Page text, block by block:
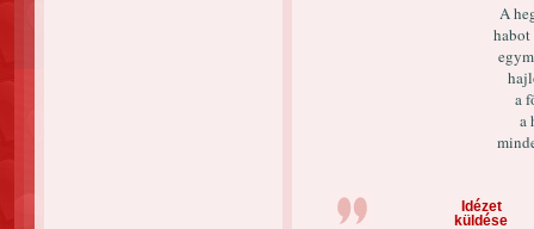
A
a
a
Idézet
küldése